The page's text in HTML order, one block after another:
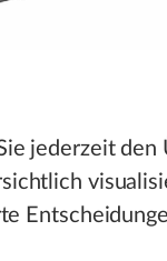
jederzeit den